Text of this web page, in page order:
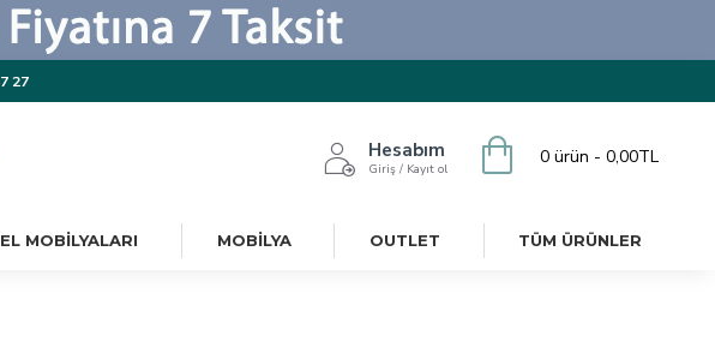
27
Hesabım
Giriş / Kayıt ol
0 ürün - 0,00TL
MOBILYALARI MOBILYA OUTLET TÜM ÜRÜNLER